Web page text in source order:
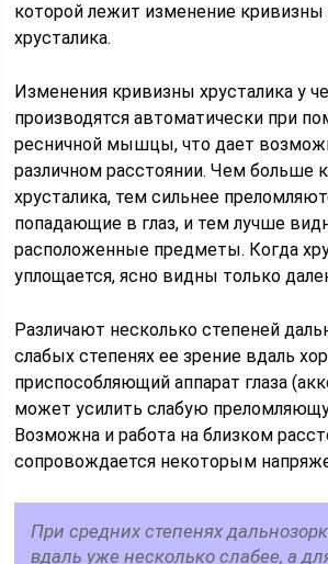
которой лежит изменение
хрусталика.
Изменения кривизны хрусталика у
производятся автоматически при
ресничной мышцы, что дает
различном расстоянии. Чем больше
хрусталика, тем сильнее
попадающие в глаз, и тем лучше
расположенные предметы. Когда
уплощается, ясно видны только
Различают несколько степеней
слабых степенях ее зрение вдаль
приспособляющий аппарат глаза
может усилить слабую
Возможна и работа на близком
сопровождается некоторым
При средних степенях
вдаль уже несколько слабее, а